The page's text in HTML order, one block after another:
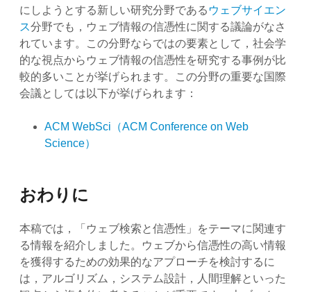
にしようとする新しい研究分野である ウェブサイエン
ス分野でも，ウェブ情報の信憑性に関する議論がなさ
れています。この分野ならではの要素として，社会学
的な視点からウェブ情報の信憑性を研究する事例が比
較的多いことが挙げられます。この分野の重要な国際
会議としては以下が挙げられます：
ACM WebSci（ACM Conference on Web
Science）
おわりに
本稿では，「ウェブ検索と信憑性」をテーマに関連す
る情報を紹介しました。ウェブから信憑性の高い情報
を獲得するための効果的なアプローチを検討するに
は，アルゴリズム，システム設計，人間理解といった